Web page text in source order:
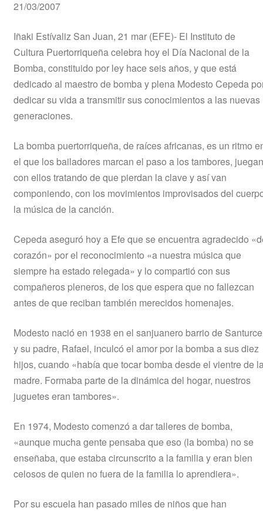
21/03/2007
Iñaki Estívaliz San Juan, 21 mar (EFE)- El Instituto de
Cultura Puertorriqueña celebra hoy el Día Nacional de la
Bomba, constituido por ley hace seis años, y que está
dedicado al maestro de bomba y plena Modesto Cepeda
dedicar su vida a transmitir sus conocimientos a las nuevas
generaciones.
La bomba puertorriqueña, de raíces africanas, es un ritmo
el que los bailadores marcan el paso a los tambores, juegan
con ellos tratando de que pierdan la clave y así van
componiendo, con los movimientos improvisados del
la música de la canción.
Cepeda aseguró hoy a Efe que se encuentra agradecido
corazón» por el reconocimiento «a nuestra música que
siempre ha estado relegada» y lo compartió con sus
compañeros pleneros, de los que espera que no fallezcan
antes de que reciban también merecidos homenajes.
Modesto nació en 1938 en el sanjuanero barrio de Santurce
y su padre, Rafael, inculcó el amor por la bomba a sus diez
hijos, cuando «había que tocar bomba desde el vientre de
madre. Formaba parte de la dinámica del hogar, nuestros
juguetes eran tambores».
En 1974, Modesto comenzó a dar talleres de bomba,
«aunque mucha gente pensaba que eso (la bomba) no se
enseñaba, que estaba circunscrito a la familia y eran bien
celosos de quien no fuera de la familia lo aprendiera».
Por su escuela han pasado miles de niños que han